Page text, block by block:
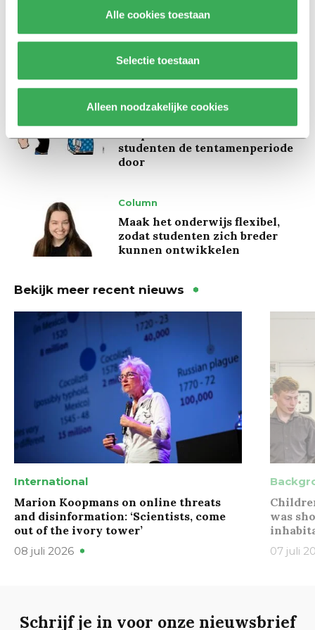
Alle cookies toestaan
Selectie toestaan
Alleen noodzakelijke cookies
Kinderen spelen de Zero
Hunger Game: ‘Ik schrok, we
kregen er een paar miljoen
inwoners bij’
Achtergrond
studenten de tentamenperiode
door
Column
Maak het onderwijs flexibel,
zodat studenten zich breder
kunnen ontwikkelen
Bekijk meer recent nieuws
International
Marion Koopmans on online threats
and disinformation: ‘Scientists, come
out of the ivory tower’
08 juli 2026
was
07 juli
Schrijf je in voor onze nieuwsbrief